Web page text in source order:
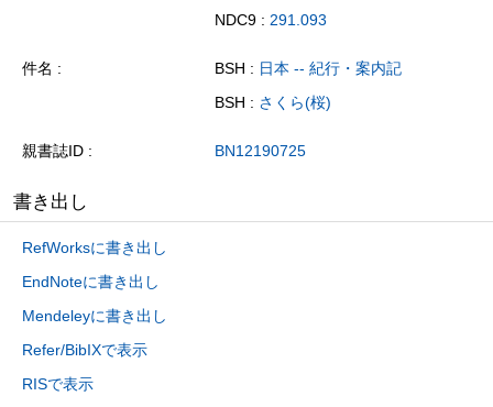
NDC9 : 291.093
件名 BSH : 日本 -- 紀行・案内記
BSH : さくら(桜)
親書誌ID BN12190725
書き出し
RefWorksに書き出し
EndNoteに書き出し
Mendeleyに書き出し
Refer/BibIXで表示
RISで表示